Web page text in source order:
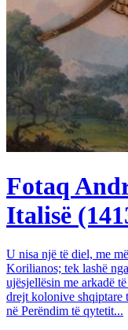
Fotaq
Italisë
U nisa një të diel, me
Korilianos; tek lashë
ujësjellësin me arkadë
drejt kolonive shqiptare
në Perëndim të qytetit...